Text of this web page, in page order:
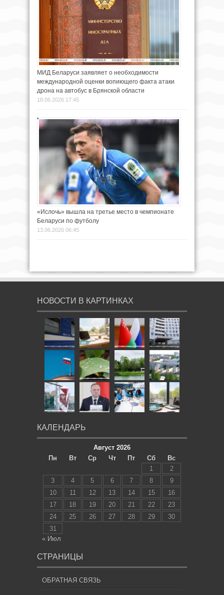
МИД Беларуси заявляет о необходимости
международной оценки вопиющего факта атаки
дрона на автобус в Брянской области
18.06.2026 17:45
«Ислочь» вышла на третье место в чемпионате
Беларуси по футболу
13.06.2026 06:45
НОВОСТИ В КАРТИНКАХ
КАЛЕНДАРЬ
Август 2026
Пн
Вт Ср Чт Пт Сб
Вс
1
2
3
4 5 6 7 8
9
10
11 12 13 14 15
16
17
18 19 20 21 22
23
24
25 26 27 28 29
30
31
« Июл
СТРАНИЦЫ
ОБРАТНАЯ СВЯЗЬ